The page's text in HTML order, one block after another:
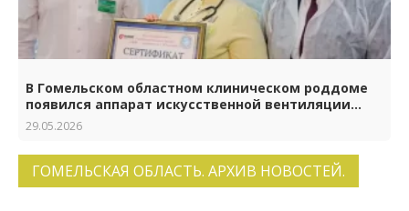
В Гомельском областном клиническом роддоме
появился аппарат искусственной вентиляции
лёгких нового поколения
29.05.2026
ГОМЕЛЬСКАЯ ОБЛАСТЬ. АРХИВ НОВОСТЕЙ.